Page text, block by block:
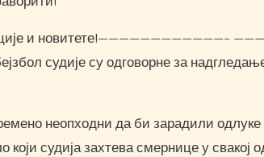
и новитете!————————————-
судије су одговорне за
неопходни да би зарадили одлуке
судија захтева смернице у свакој